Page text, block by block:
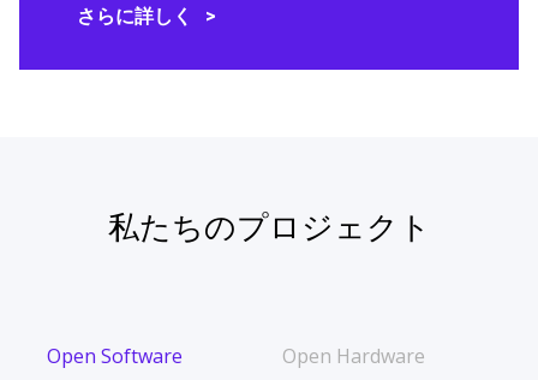
さらに詳しく
私たちのプロジェクト
Open Software Open Hardware